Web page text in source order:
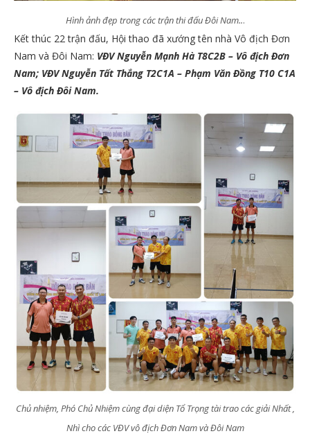
Hình ảnh đẹp trong các trận thi đấu Đôi Nam...
Kết thúc 22 trận đấu, Hội thao đã xướng tên nhà Vô địch Đơn
Nam và Đôi Nam: VĐV Nguyễn Mạnh Hà T8C2B – Vô địch Đơn
Nam; VĐV Nguyễn Tất Thắng T2C1A – Phạm Văn Đồng T10 C1A
– Vô địch Đôi Nam.
Chủ nhiệm, Phó Chủ Nhiệm cùng đại diện Tổ Trọng tài trao các giải Nhất ,
Nhì cho các VĐV vô địch Đơn Nam và Đôi Nam